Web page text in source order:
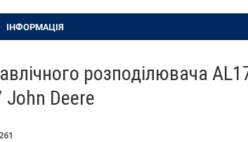
ІНФОРМАЦІЯ
розподілювача
Deere